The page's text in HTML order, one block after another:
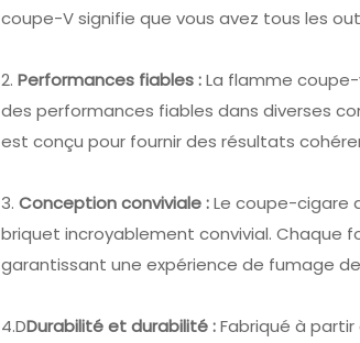
coupe-V signifie que vous avez tous les
2.Performances fiables :La flamme
des performances fiables dans diverses
est conçu pour fournir des résultats
3.Conception conviviale :Le coupe-cigare
briquet incroyablement convivial. Chaque
garantissant une expérience de fumage
4.DDurabilité et durabilité :Fabriqué à